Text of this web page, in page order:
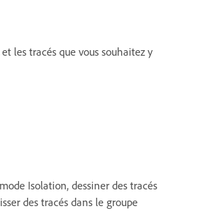
et les tracés que vous souhaitez y
Isolation, dessiner des tracés
des tracés dans le groupe